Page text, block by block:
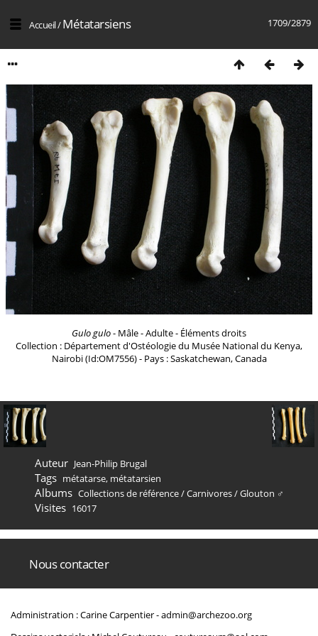
1709/2879
Accueil/Métatarsiens
Gulo gulo- Mâle - Adulte - Éléments droits
Collection : Département d'Ostéologie du Musée National du Kenya,
Nairobi (Id:OM7556) - Pays : Saskatchewan, Canada
Auteur Jean-Philip Brugal
Tags métatarse, métatarsien
Albums Collections de référence/Carnivores/Glouton ♂
Visites 16017
Nous contacter
Administration : Carine Carpentier -admin@archezoo.org